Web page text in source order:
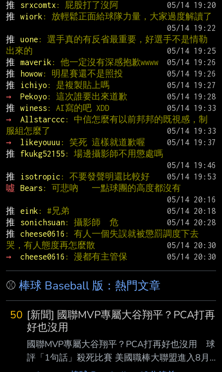
推
srxcomtx : 屁股打了沒阿
推
wiork : 放輕鬆正面給球隊力量，大家過度解讀了
推
uone : 選手真的有反省最重要，好選手不是情勒
出來的
推
maverik : 他一定沒有深感抱歉wwww
推
howow: 明星賽還不是照投
推
ichiyo : 是複製貼上嗎
→
Pekoyo : 這次誰要出來道歉
推
winess : AI寫的吧 XDD
→
Allstarccc : 中信怎麼有以前邦邦的既視感，制
服組怎麼了
→
likeyouuu : 笑死 這樣就道歉喔
推
fkukg52155 : 場邊攝影師不用懲處嗎
推
isotropic : 不要發聲明還比較好
噓
Bears : 可悲吶   一點球團的高度都沒有
推
eink : #兄弟
推
sonichsuan: 攝影師  危
推
cheese0616 : 有人一個失誤就被懲罰調度下去
哭，有人態度再怎麼散
→
cheese0616 : 漫都有主管保
⚾ 棒球 Baseball 版：熱門文章
50 [新聞] 國聯MVP專屬大谷翔平？PCA打再
好也沒用
國聯MVP專屬大谷翔平？PCA打再好也沒用 球
評「1句話」殺死比賽 美國職棒大聯盟進入8月